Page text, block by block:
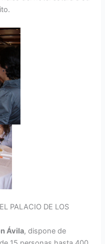
PALACIO DE LOS
Ávila, dispone de